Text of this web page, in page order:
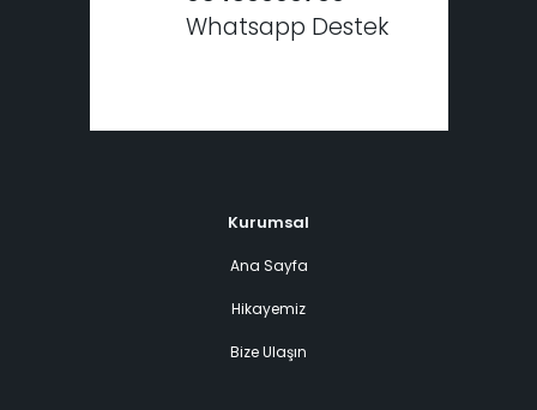
Whatsapp Destek
Kurumsal
Ana Sayfa
Hikayemiz
Bize Ulaşın